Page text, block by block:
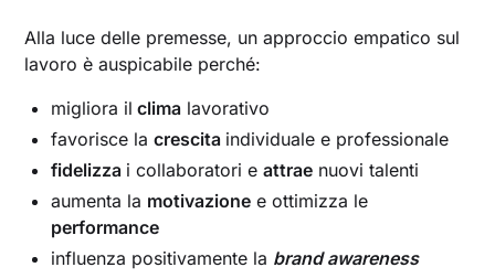
Alla luce delle premesse, un approccio empatico sul
lavoro è auspicabile perché:
migliora il clima lavorativo
favorisce lacrescita individuale e professionale
fidelizza i collaboratori eattrae nuovi talenti
aumenta la motivazione e ottimizza le
performance
influenza positivamente la brand awareness